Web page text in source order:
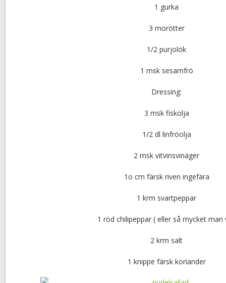
1 gurka
3 morötter
1/2 purjolök
1 msk sesamfrö
Dressing:
3 msk fiskolja
1/2 dl linfröolja
2 msk vitvinsvinäger
1o cm färsk riven ingefära
1 krm svartpeppar
1 röd chilipeppar ( eller så mycket man
2 krm salt
1 knippe färsk koriander